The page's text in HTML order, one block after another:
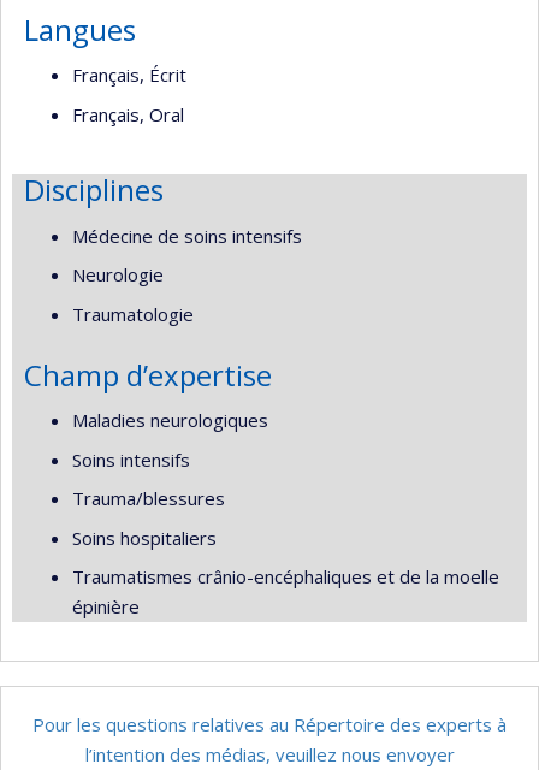
Langues
Français, Écrit
Français, Oral
Disciplines
Médecine de soins intensifs
Neurologie
Traumatologie
Champ d’expertise
Maladies neurologiques
Soins intensifs
Trauma/blessures
Soins hospitaliers
Traumatismes crânio-encéphaliques et de la moelle
épinière
Pour les questions relatives au Répertoire des experts à
l’intention des médias, veuillez nous envoyer